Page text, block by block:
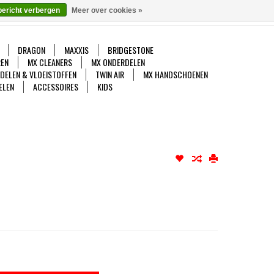
Mijn account / Registreren
DRAGON MAXXIS
BRIDGESTONE
MX CLEANERS
MX ONDERDELEN
& VLOEISTOFFEN TWIN AIR
MX HANDSCHOENEN
ACCESSOIRES
KIDS
verbergen Meer over cookies »